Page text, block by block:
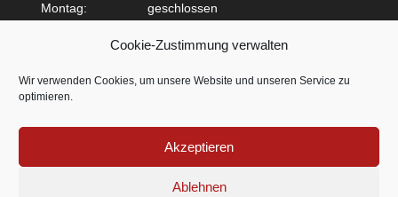
Cookie-Zustimmung verwalten
Wir verwenden Cookies, um unsere Website und unseren Service zu
optimieren.
Akzeptieren
Ablehnen
Montag:
geschlossen
09:00 - 18:00
Freitag: